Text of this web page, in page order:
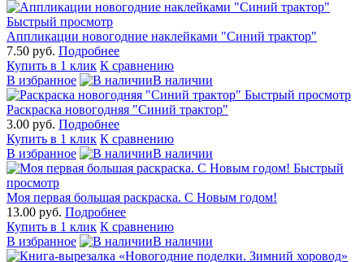
Быстрый просмотр
Аппликации новогодние наклейками "Синий трактор"
7.50 руб. Подробнее
Купить в 1 клик К сравнению
В избранное
В наличии
Быстрый просмотр
Раскраска новогодняя "Синий трактор"
3.00 руб. Подробнее
Купить в 1 клик К сравнению
В избранное
В наличии
Быстрый
просмотр
Моя первая большая раскраска. С Новым годом!
13.00 руб. Подробнее
Купить в 1 клик К сравнению
В избранное
В наличии